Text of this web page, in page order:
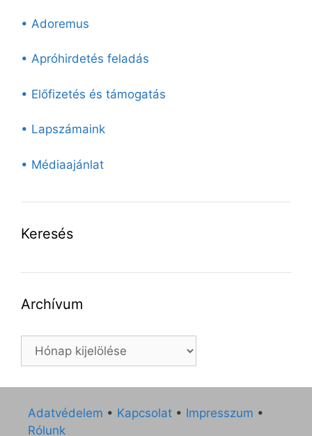
• Adoremus
• Apróhirdetés feladás
• Előfizetés és támogatás
• Lapszámaink
• Médiaajánlat
Keresés
Archívum
Archívum
Adatvédelem • Kapcsolat • Impresszum •
Rólunk